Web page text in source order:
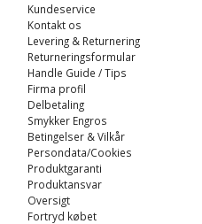
Kundeservice
Kontakt os
Levering & Returnering
Returneringsformular
Handle Guide / Tips
Firma profil
Delbetaling
Smykker Engros
Betingelser & Vilkår
Persondata/Cookies
Produktgaranti
Produktansvar
Oversigt
Fortryd købet